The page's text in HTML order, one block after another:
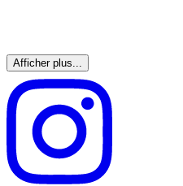
Afficher plus...